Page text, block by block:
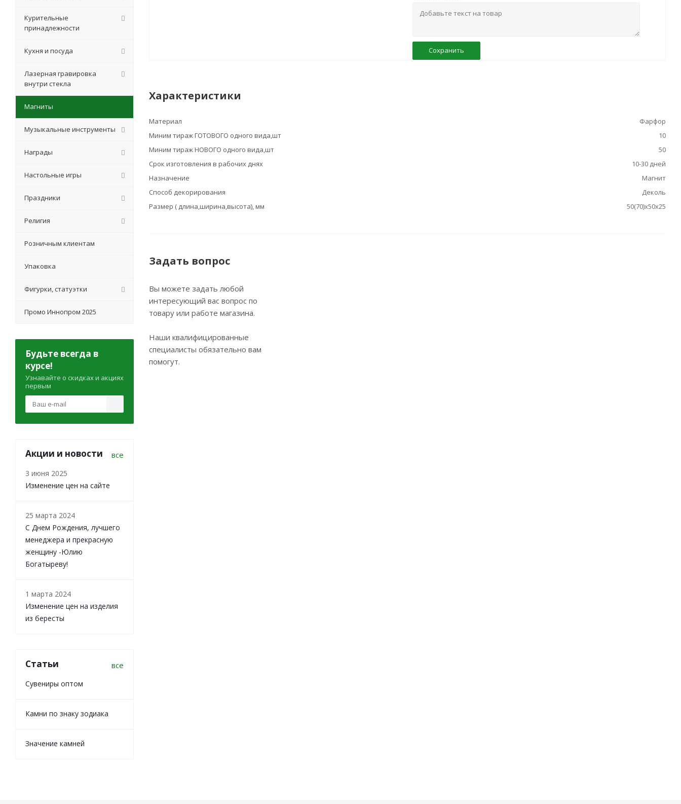
Сохранить
Характеристики
Материал
Фарфор
Миним тираж ГОТОВОГО одного вида,шт
10
Миним тираж НОВОГО одного вида,шт
50
Срок изготовления в рабочих днях
10-30 дней
Назначение
Магнит
Способ декорирования
Деколь
Размер ( длина,ширина,высота), мм
50(70)х50х25
Задать вопрос
Вы можете задать любой
интересующий вас вопрос по
товару или работе магазина.
Наши квалифицированные
специалисты обязательно вам
помогут.
Курительные
принадлежности
Кухня и посуда
Лазерная гравировка
внутри стекла
Магниты
Музыкальные инструменты
Награды
Настольные игры
Праздники
Религия
Розничным клиентам
Упаковка
Фигурки, статуэтки
Промо Иннопром 2025
Будьте всегда в
курсе!
Узнавайте о скидках и акциях
первым
Акции и новости все
3 июня 2025
Изменение цен на сайте
25 марта 2024
С Днем Рождения, лучшего
менеджера и прекрасную
женщину -Юлию
Богатыреву!
1 марта 2024
Изменение цен на изделия
из бересты
Статьи все
Сувениры оптом
Камни по знаку зодиака
Значение камней